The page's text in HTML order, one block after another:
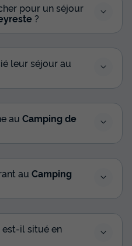
pour un séjour
?
leur séjour au
au Camping de
au Camping
est-il situé en